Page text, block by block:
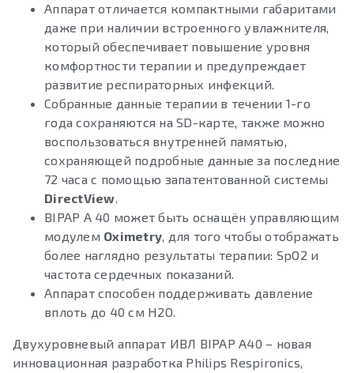
Аппарат отличается компактными габаритами
даже при наличии встроенного увлажнителя,
который обеспечивает повышение уровня
комфортности терапии и предупреждает
развитие респираторных инфекций.
Собранные данные терапии в течении 1-го
года сохраняются на SD-карте, также можно
воспользоваться внутренней памятью,
сохраняющей подробные данные за последние
72 часа с помощью запатентованной системы
DirectView.
BIPAP A 40 может быть оснащён управляющим
модулем Oximetry, для того чтобы отображать
более наглядно результаты терапии: SpO2 и
частота сердечных показаний.
Аппарат способен поддерживать давление
вплоть до 40 см H2O.
Двухуровневый аппарат ИВЛ BIPAP A40 – новая
инновационная разработка Philips Respironics,